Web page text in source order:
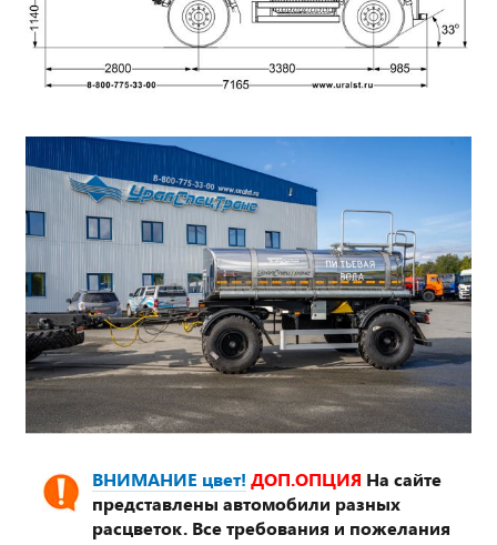
ВНИМАНИЕ цвет! ДОП.ОПЦИЯ На сайте
представлены автомобили разных
расцветок. Все требования и пожелания